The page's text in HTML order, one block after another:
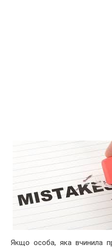
Якщо особа, яка вчинила